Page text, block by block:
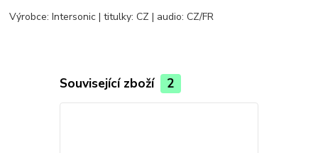
Výrobce: Intersonic | titulky: CZ | audio: CZ/FR
Související zboží 2